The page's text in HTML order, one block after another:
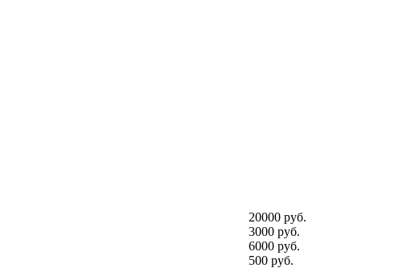
20000 руб.
3000 руб.
6000 руб.
500 руб.